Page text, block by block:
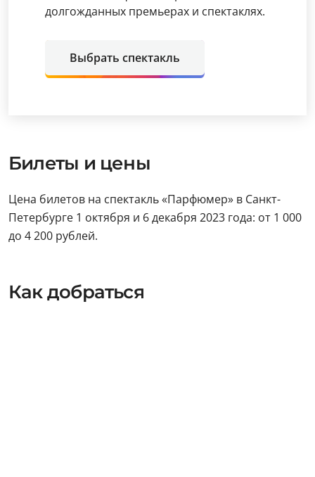
долгожданных премьерах и спектаклях.
Выбрать спектакль
Билеты и цены
Цена билетов на спектакль «Парфюмер» в Санкт-
Петербурге 1 октября и 6 декабря 2023 года: от 1 000
до 4 200 рублей.
Как добраться